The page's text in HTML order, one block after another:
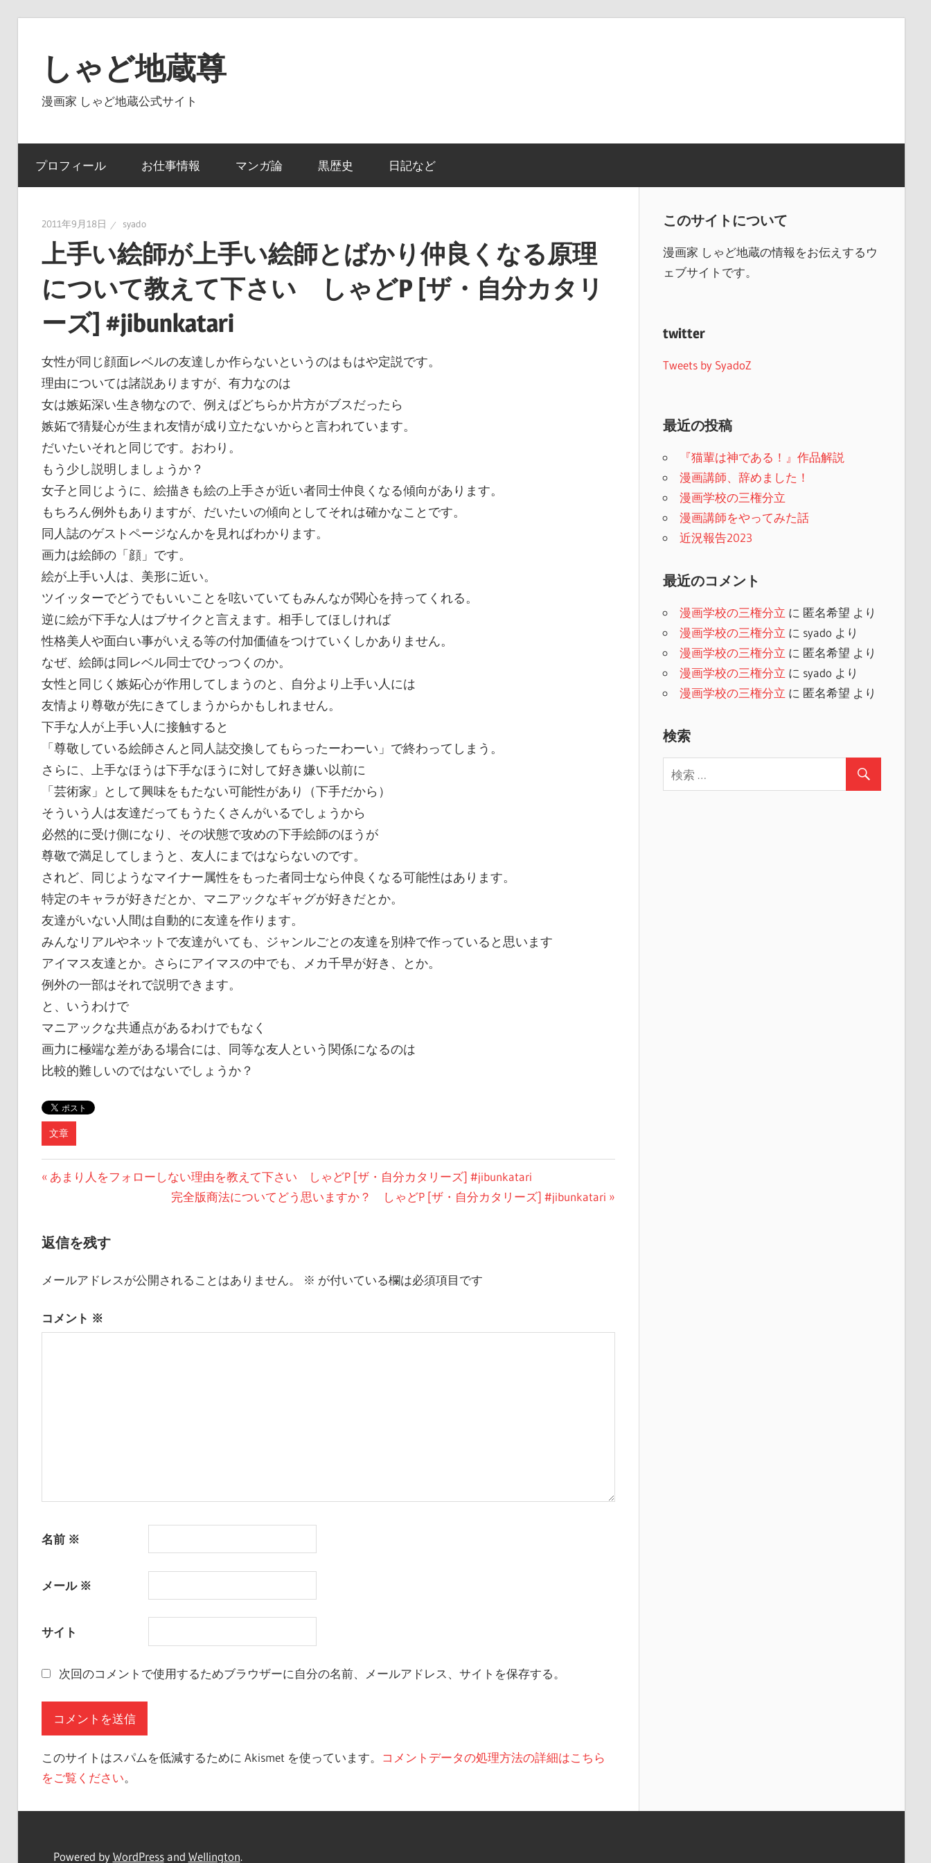
ス
ッ
しゃど地蔵尊
漫画家 しゃど地蔵公式サイト
プロフィール お仕事情報 マンガ論 黒歴史 日記など
2011年9月18日 syado
上手い絵師が上手い絵師とばかり仲良くなる原理
について教えて下さい しゃどP [ザ・自分カタリ
ーズ] #jibunkatari
女性が同じ顔面レベルの友達しか作らないというのはもはや定説です。
理由については諸説ありますが、有力なのは
女は嫉妬深い生き物なので、例えばどちらか片方がブスだったら
嫉妬で猜疑心が生まれ友情が成り立たないからと言われています。
だいたいそれと同じです。おわり。
もう少し説明しましょうか？
女子と同じように、絵描きも絵の上手さが近い者同士仲良くなる傾向があります。
もちろん例外もありますが、だいたいの傾向としてそれは確かなことです。
同人誌のゲストページなんかを見ればわかります。
画力は絵師の「顔」です。
絵が上手い人は、美形に近い。
ツイッターでどうでもいいことを呟いていてもみんなが関心を持ってくれる。
逆に絵が下手な人はブサイクと言えます。相手してほしければ
性格美人や面白い事がいえる等の付加価値をつけていくしかありません。
なぜ、絵師は同レベル同士でひっつくのか。
女性と同じく嫉妬心が作用してしまうのと、自分より上手い人には
友情より尊敬が先にきてしまうからかもしれません。
下手な人が上手い人に接触すると
「尊敬している絵師さんと同人誌交換してもらったーわーい」で終わってしまう。
さらに、上手なほうは下手なほうに対して好き嫌い以前に
「芸術家」として興味をもたない可能性があり（下手だから）
そういう人は友達だってもうたくさんがいるでしょうから
必然的に受け側になり、その状態で攻めの下手絵師のほうが
尊敬で満足してしまうと、友人にまではならないのです。
されど、同じようなマイナー属性をもった者同士なら仲良くなる可能性はあります。
特定のキャラが好きだとか、マニアックなギャグが好きだとか。
友達がいない人間は自動的に友達を作ります。
みんなリアルやネットで友達がいても、ジャンルごとの友達を別枠で作っていると思います
アイマス友達とか。さらにアイマスの中でも、メカ千早が好き、とか。
例外の一部はそれで説明できます。
と、いうわけで
マニアックな共通点があるわけでもなく
画力に極端な差がある場合には、同等な友人という関係になるのは
比較的難しいのではないでしょうか？
文章
投
ナ
ゲ
ー
前
事:
あまり人をフォローしない理由を教えて下さい しゃどP [ザ・自分カタリーズ] #jibunkatari
次
完全版商法についてどう思いますか？ しゃどP [ザ・自分カタリーズ] #jibunkatari
返信を残す
メールアドレスが公開されることはありません。 ※ が付いている欄は必須項目です
コメント ※
名前 ※
メール ※
サイト
次回のコメントで使用するためブラウザーに自分の名前、メールアドレス、サイトを保存する。
このサイトはスパムを低減するために Akismet を使っています。
コメントデータの処理方法の詳細はこちら
をご覧ください。
このサイトについて
漫画家 しゃど地蔵の情報をお伝えするウ
ェブサイトです。
twitter
Tweets by SyadoZ
最近の投稿
『猫輩は神である！』作品解説
漫画講師、辞めました！
漫画学校の三権分立
漫画講師をやってみた話
近況報告2023
最近のコメント
漫画学校の三権分立 に 匿名希望 より
漫画学校の三権分立 に syado より
漫画学校の三権分立 に 匿名希望 より
漫画学校の三権分立 に syado より
漫画学校の三権分立 に 匿名希望 より
検索
Powered byWordPressand Wellington.